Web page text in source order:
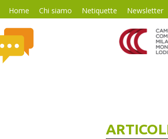
Home Chi siamo Netiquette Newsletter